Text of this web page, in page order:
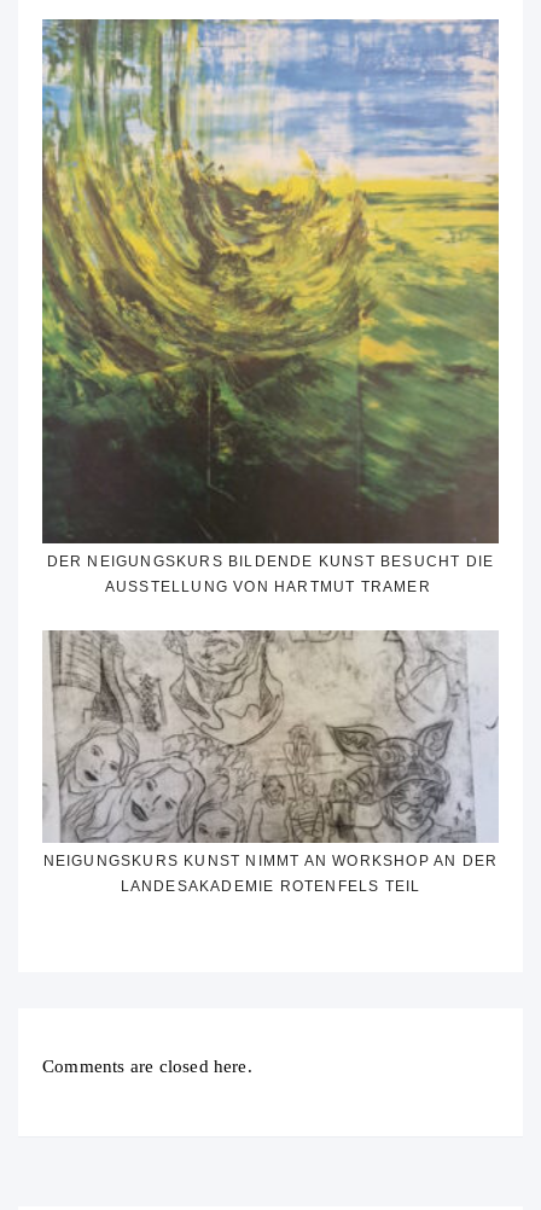
DER NEIGUNGSKURS BILDENDE KUNST BESUCHT DIE
AUSSTELLUNG VON HARTMUT TRAMER
NEIGUNGSKURS KUNST NIMMT AN WORKSHOP AN DER
LANDESAKADEMIE ROTENFELS TEIL
Comments are closed here.